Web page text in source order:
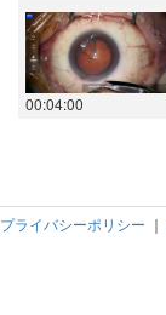
00:04:00
プライバシーポリシー ｜